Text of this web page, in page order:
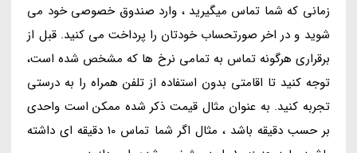
زمانی که شما تماس میگیرید ، وارد صندوق خصوصی خود می
شوید و در اخر صورتحساب خودتان را پرداخت می کنید. قبل از
برقراری هرگونه تماس به تمامی نرخ ها که مشخص شده است،
توجه کنید تا اقامتی بدون استفاده از تلفن همراه را به درستی
تجربه کنید. به عنوان مثال قیمت ذکر شده ممکن است واحدی
بر حسب دقیقه باشد ، مثال اگر شما تماس 10 دقیقه ای داشته